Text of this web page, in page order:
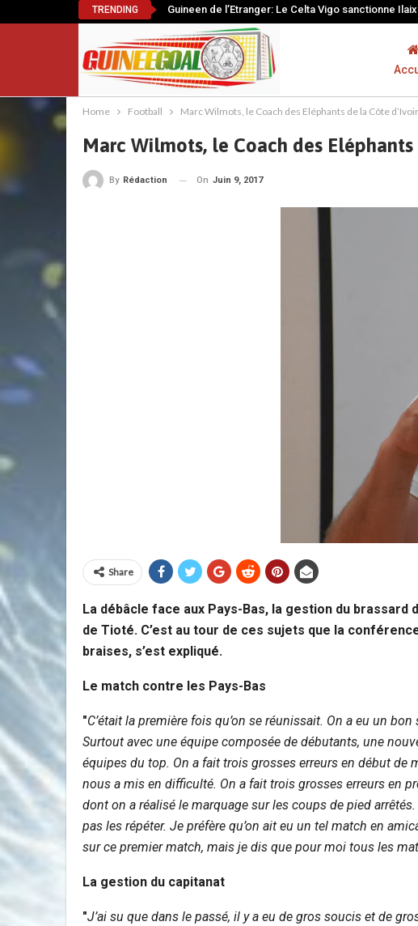
TRENDING Guineen de l’Etranger: Le Celta Vigo sanctionne
Home Football Marc Wilmots, le Coach des Eléphants de la Côte
Marc Wilmots, le Coach des
By Rédaction On Juin 9, 2017
Share
La débâcle face aux Pays-Bas, la gestion du
de Tioté. C’est au tour de ces sujets que la
braises, s’est expliqué.
Le match contre les Pays-Bas
"C’était la première fois qu’on se réunissait. On a eu un
Surtout avec une équipe composée de débutants, une
équipes du top. On a fait trois grosses erreurs en début de
nous a mis en difficulté. On a fait trois grosses erreurs en
dont on a réalisé le marquage sur les coups de pied
pas les répéter. Je préfère qu’on ait eu un tel match en
sur ce premier match, mais je dis que pour moi tous les
La gestion du capitanat
"J’ai su que dans le passé, il y a eu de gros soucis et de